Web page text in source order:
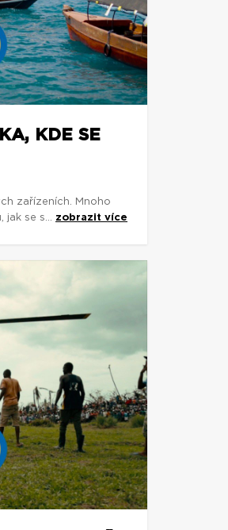
KDE SE
zařízeních. Mnoho
se s... zobrazit více